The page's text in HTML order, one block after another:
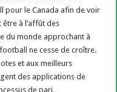
pour le Canada afin de voir
à l’affût des
du monde approchant à
ne cesse de croître.
et aux meilleurs
des applications de
de pari.